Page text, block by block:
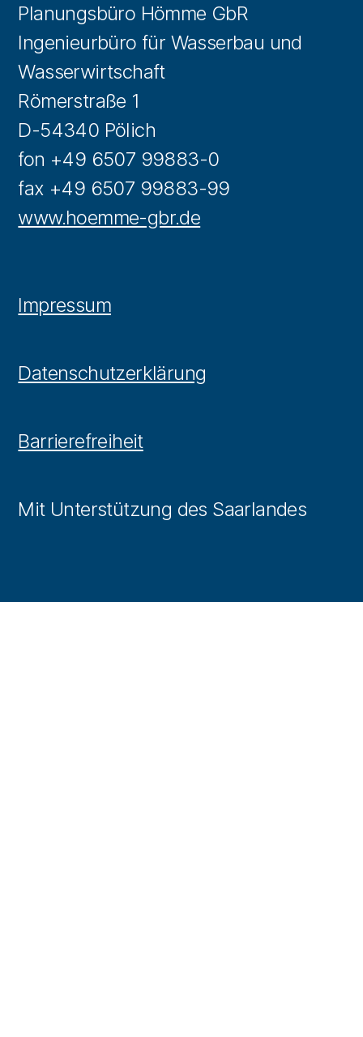
Planungsbüro Hömme GbR
Ingenieurbüro für Wasserbau und
Wasserwirtschaft
Römerstraße 1
D-54340 Pölich
fon +49 6507 99883-0
fax +49 6507 99883-99
www.hoemme-gbr.de
Impressum
Datenschutzerklärung
Barrierefreiheit
Mit Unterstützung des Saarlandes